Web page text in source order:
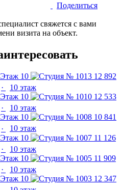
Поделиться
свяжется с вами
визита на объект.
Этаж 10
12 892
·
10 этаж
Этаж 10
12 533
·
10 этаж
Этаж 10
10 841
·
10 этаж
Этаж 10
11 126
·
10 этаж
Этаж 10
11 909
·
10 этаж
Этаж 10
12 347